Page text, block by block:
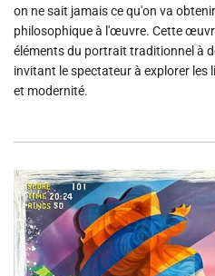
on ne sait jamais ce qu'on va
philosophique à l'œuvre. Cette
éléments du portrait traditionnel à
invitant le spectateur à explorer
et modernité.